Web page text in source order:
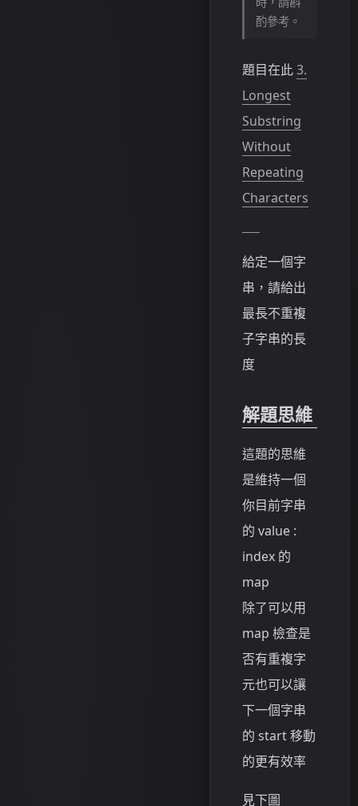
酌參考。
題目在此3.
Longest
Substring
Without
Repeating
Characters
給定一個字
串，請給出
最長不重複
子字串的長
度
解題思維
這題的思維
是維持一個
你目前字串
的 value :
index 的
map
除了可以用
map 檢查是
否有重複字
元也可以讓
下一個字串
的 start 移動
的更有效率
見下圖